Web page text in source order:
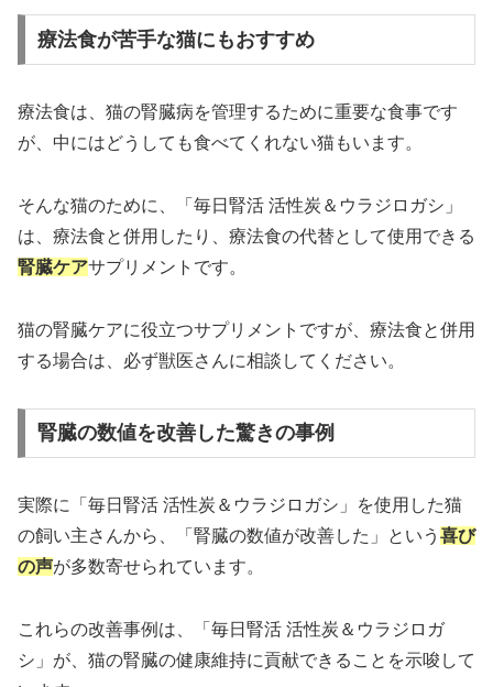
療法食が苦手な猫にもおすすめ
療法食は、猫の腎臓病を管理するために重要な食事です
が、中にはどうしても食べてくれない猫もいます。
そんな猫のために、「毎日腎活 活性炭＆ウラジロガシ」
は、療法食と併用したり、療法食の代替として使用できる
腎臓ケアサプリメントです。
猫の腎臓ケアに役立つサプリメントですが、療法食と併用
する場合は、必ず獣医さんに相談してください。
腎臓の数値を改善した驚きの事例
実際に「毎日腎活 活性炭＆ウラジロガシ」を使用した猫
の飼い主さんから、「腎臓の数値が改善した」という 喜び
の声が多数寄せられています。
これらの改善事例は、「毎日腎活 活性炭＆ウラジロガ
シ」が、猫の腎臓の健康維持に貢献できることを示唆して